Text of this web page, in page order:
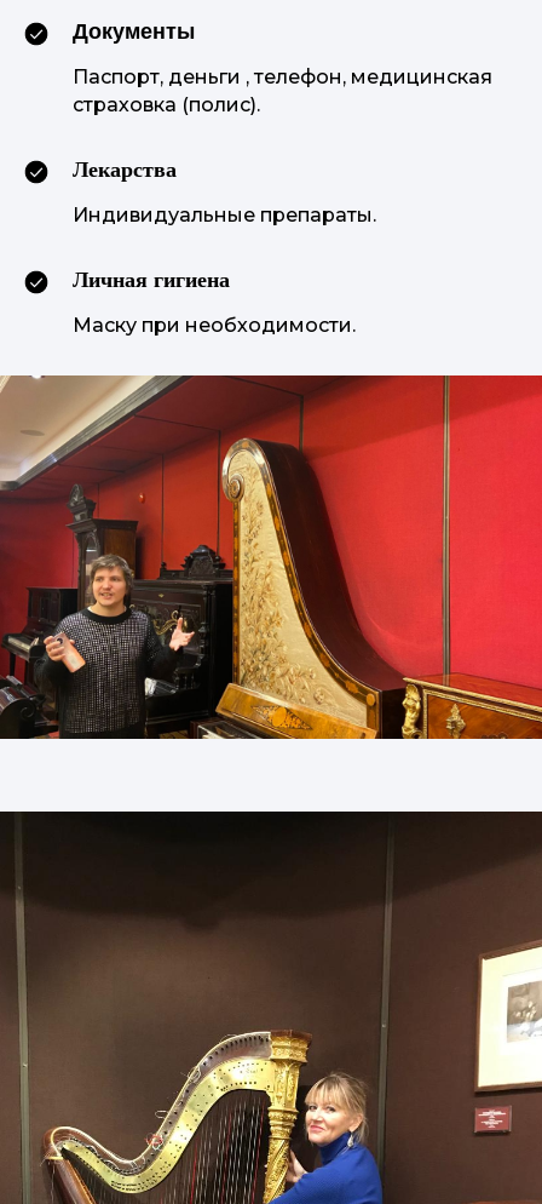
Документы
Паспорт, деньги , телефон, медицинская
страховка (полис).
Лекарства
Индивидуальные препараты.
Личная гигиена
Маску при необходимости.